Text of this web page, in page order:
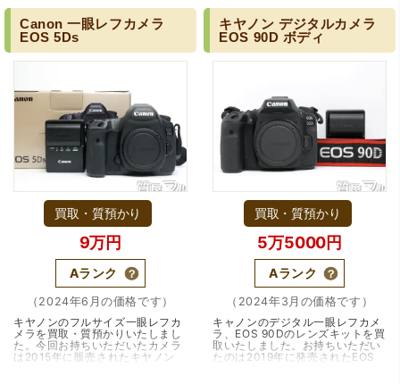
画像エンジンは「…（大阪・豊中
市）
OM-Dシリーズのフ…（兵庫・尼
崎市）
Canon 一眼レフカメラ
EOS 5Ds
買取・質預かり
9万円
Aランク
（2024年6月の価格です）
キヤノンのフルサイズ一眼レフカ
メラを買取・質預かりいたしまし
た。今回お持ちいただいたカメラ
は2015年に販売されたキヤノン
キヤノン デジタルカメラ
EOS 90D ボディ
買取・質預かり
5万5000円
Aランク
（2024年3月の価格です）
キャノンのデジタル一眼レフカメ
ラ、EOS 90Dのレンズキットを買
取いたしました。お持ちいただい
たのは2019年に発売されたEOS